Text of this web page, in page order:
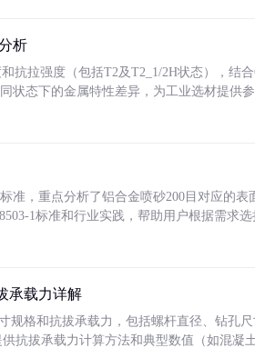
析
抗拉强度（包括T2及T2_1/2H状态），结
状态下的金属特性差异，为工业选材提供参
准，重点分析了铝合金喷砂200目对应的表
1标准和行业实践，帮助用户根据需求选
承载力详解
规格和抗拔承载力，包括螺杆直径、钻孔
抗拔承载力计算方法和典型数值（如混凝